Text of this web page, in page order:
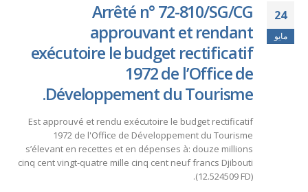
24
مايو
Arrêté n° 72-810/SG/CG
approuvant et rendant
exécutoire le budget rectificatif
1972 de l’Office de
Développement du Tourisme.
Est approuvé et rendu exécutoire le budget rectificatif
1972 de l'Office de Développement du Tourisme
s’élevant en recettes et en dépenses à: douze millions
cinq cent vingt-quatre mille cinq cent neuf francs Djibouti
(12.524509 FD).